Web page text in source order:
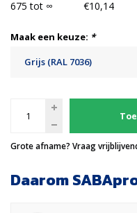
675 tot ∞
€10,14
Maak een keuze: *
Grijs (RAL 7036)
Grote afname? Vraag
Daarom